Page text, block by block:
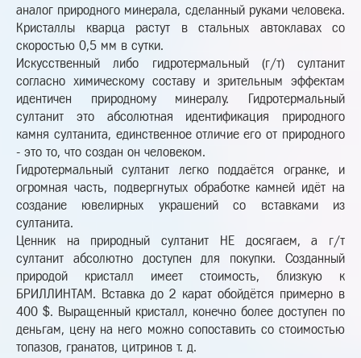
аналог природного минерала, сделанный руками человека.
Кристаллы кварца растут в стальных автоклавах со
скоростью 0,5 мм в сутки.
Искусственный либо гидротермальный (г/т) султанит
согласно химическому составу и зрительным эффектам
идентичен природному минералу. Гидротермальный
султанит это абсолютная идентификация природного
камня султанита, единственное отличие его от природного
- это то, что создан он человеком.
Гидротермальный султанит легко поддаётся огранке, и
огромная часть, подвергнутых обработке камней идёт на
создание ювелирных украшений со вставками из
султанита.
Ценник на природный султанит НЕ досягаем, а г/т
султанит абсолютно доступен для покупки. Созданный
природой кристалл имеет стоимость, близкую к
БРИЛЛИНТАМ. Вставка до 2 карат обойдётся примерно в
400 $. Выращенный кристалл, конечно более доступен по
деньгам, цену на него можно сопоставить со стоимостью
топазов, гранатов, цитринов т. д.